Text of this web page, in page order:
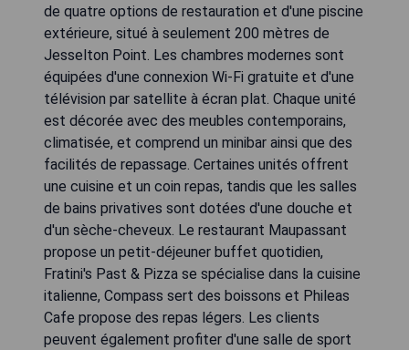
de quatre options de restauration et d'une piscine
extérieure, situé à seulement 200 mètres de
Jesselton Point. Les chambres modernes sont
équipées d'une connexion Wi-Fi gratuite et d'une
télévision par satellite à écran plat. Chaque unité
est décorée avec des meubles contemporains,
climatisée, et comprend un minibar ainsi que des
facilités de repassage. Certaines unités offrent
une cuisine et un coin repas, tandis que les salles
de bains privatives sont dotées d'une douche et
d'un sèche-cheveux. Le restaurant Maupassant
propose un petit-déjeuner buffet quotidien,
Fratini's Past & Pizza se spécialise dans la cuisine
italienne, Compass sert des boissons et Phileas
Cafe propose des repas légers. Les clients
peuvent également profiter d'une salle de sport